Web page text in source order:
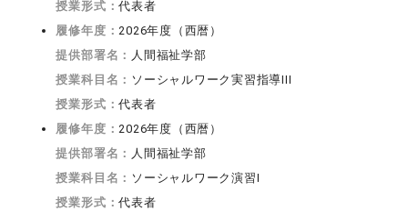
授業形式：代表者
履修年度：2026年度（西暦）
提供部署名： 人間福祉学部
授業科目名： ソーシャルワーク実習指導III
授業形式：代表者
履修年度：2026年度（西暦）
提供部署名： 人間福祉学部
授業科目名： ソーシャルワーク演習I
授業形式：代表者